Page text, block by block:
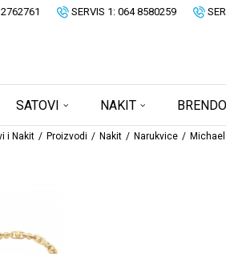
SERVIS 1: 064 8580259
SATOVI NAKIT
i Nakit Proizvodi Nakit Narukvice